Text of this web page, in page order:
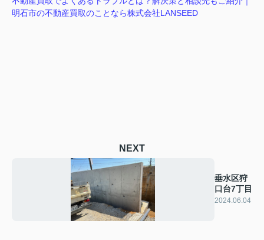
明石市の不動産買取のことなら株式会社LANSEED
NEXT
垂水区狩
口台7丁目
2024.06.04